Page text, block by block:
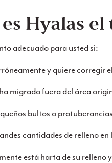
es Hyalas
adecuado para usted si:
y quiere corregir
migrado fuera del área
bultos o
cantidades de relleno en
está harta de su relleno